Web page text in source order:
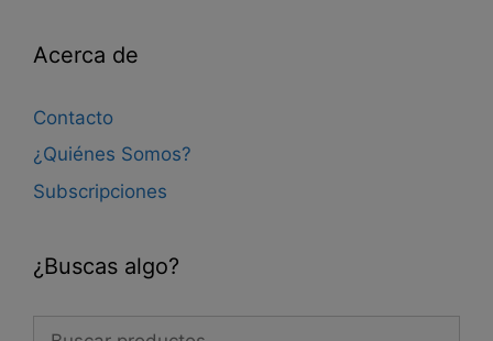
Acerca de
Contacto
¿Quiénes Somos?
Subscripciones
¿Buscas algo?